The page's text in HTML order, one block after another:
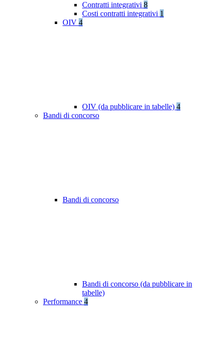
Contratti integrativi 8
Costi contratti integrativi 1
OIV 4
OIV (da pubblicare in tabelle) 4
Bandi di concorso
Bandi di concorso
Bandi di concorso (da pubblicare in
tabelle)
Performance 4